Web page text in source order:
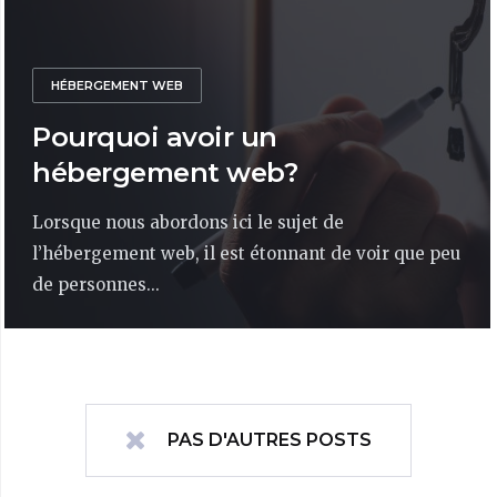
HÉBERGEMENT WEB
Pourquoi avoir un
hébergement web?
Lorsque nous abordons ici le sujet de
l’hébergement web, il est étonnant de voir que peu
de personnes...
PAS D'AUTRES POSTS